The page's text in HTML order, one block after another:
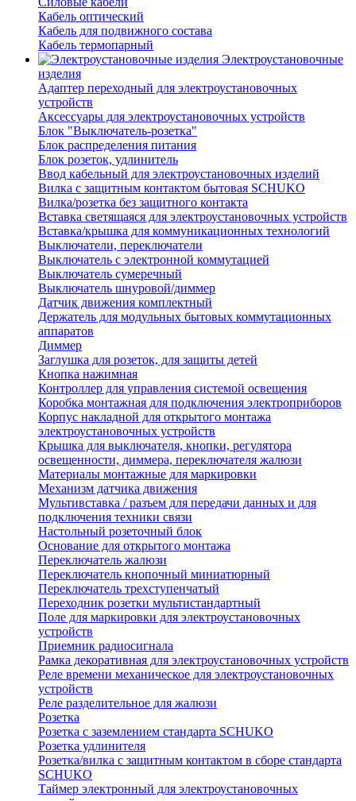
Кабель оптический
Кабель для подвижного состава
Кабель термопарный
Электроустановочные
изделия
Адаптер переходный для электроустановочных
устройств
Аксессуары для электроустановочных устройств
Блок "Выключатель-розетка"
Блок распределения питания
Блок розеток, удлинитель
Ввод кабельный для электроустановочных изделий
Вилка с защитным контактом бытовая SCHUKO
Вилка/розетка без защитного контакта
Вставка светящаяся для электроустановочных устройств
Вставка/крышка для коммуникационных технологий
Выключатели, переключатели
Выключатель с электронной коммутацией
Выключатель сумеречный
Выключатель шнуровой/диммер
Датчик движения комплектный
Держатель для модульных бытовых коммутационных
аппаратов
Диммер
Заглушка для розеток, для защиты детей
Кнопка нажимная
Контроллер для управления системой освещения
Коробка монтажная для подключения электроприборов
Корпус накладной для открытого монтажа
электроустановочных устройств
Крышка для выключателя, кнопки, регулятора
освещенности, диммера, переключателя жалюзи
Материалы монтажные для маркировки
Механизм датчика движения
Мультивставка / разъем для передачи данных и для
подключения техники связи
Настольный розеточный блок
Основание для открытого монтажа
Переключатель жалюзи
Переключатель кнопочный миниатюрный
Переключатель трехступенчатый
Переходник розетки мультистандартный
Поле для маркировки для электроустановочных
устройств
Приемник радиосигнала
Рамка декоративная для электроустановочных устройств
Реле времени механическое для электроустановочных
устройств
Реле разделительное для жалюзи
Розетка
Розетка с заземлением стандарта SCHUKO
Розетка удлинителя
Розетка/вилка с защитным контактом в сборе стандарта
SCHUKO
Таймер электронный для электроустановочных